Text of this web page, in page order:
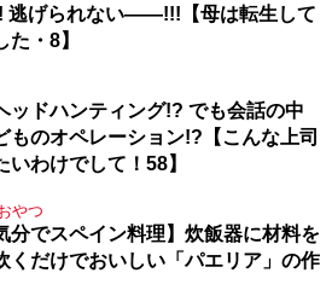
逃げられない――!!!【母は転生して
た・8】
ッドハンティング!? でも会話の中
ものオペレーション!?【こんな上司
いわけでして！58】
やつ
分でスペイン料理】炊飯器に材料を
くだけでおいしい「パエリア」の作